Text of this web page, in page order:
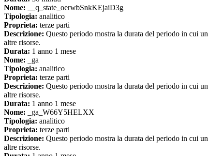
Nome: __q_state_oerwbSnkKEjaiD3g
Tipologia: analitico
Proprieta: terze parti
Descrizione: Questo periodo mostra la durata del periodo in cui
altre risorse.
Durata: 1 anno 1 mese
Nome: _ga
Tipologia: analitico
Proprieta: terze parti
Descrizione: Questo periodo mostra la durata del periodo in cui
altre risorse.
Durata: 1 anno 1 mese
Nome: _ga_W66Y5HELXX
Tipologia: analitico
Proprieta: terze parti
Descrizione: Questo periodo mostra la durata del periodo in cui
altre risorse.